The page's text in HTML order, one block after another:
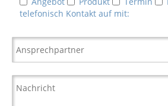
telefonisch Kontakt auf mit: